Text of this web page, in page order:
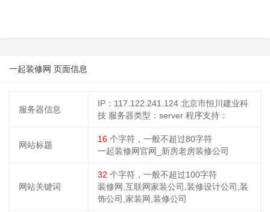
一起装修网 页面信息
服务器信息
IP：117.122.241.124 北京市恒川建业科
技 服务器类型：server 程序支持：
网站标题
16 个字符，一般不超过80字符
一起装修网官网_新房老房装修公司
网站关键词
32 个字符，一般不超过100字符
装修网,互联网家装公司,装修设计公司,装
饰公司,家装网,装修公司